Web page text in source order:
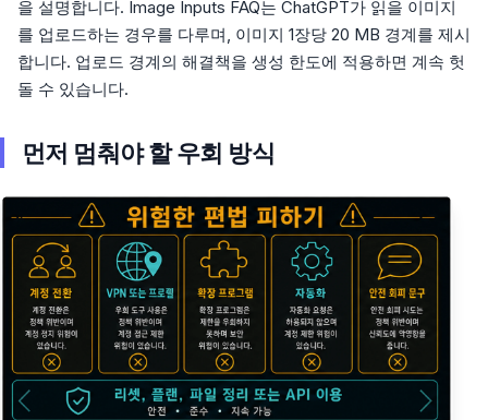
을 설명합니다. Image Inputs FAQ는 ChatGPT가 읽을 이미지
를 업로드하는 경우를 다루며, 이미지 1장당 20 MB 경계를 제시
합니다. 업로드 경계의 해결책을 생성 한도에 적용하면 계속 헛
돌 수 있습니다.
먼저 멈춰야 할 우회 방식